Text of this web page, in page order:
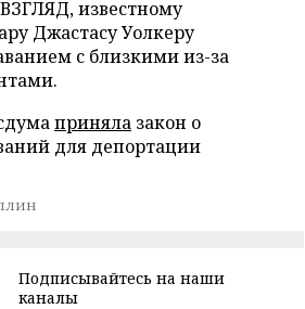
известному
Джастасу Уолкеру
с близкими из-за
приняла закон о
для депортации
Подписывайтесь на наши
каналы